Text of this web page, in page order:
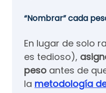
“Nombrar” cada
En lugar de solo
es tedioso),
peso antes de
la metodología